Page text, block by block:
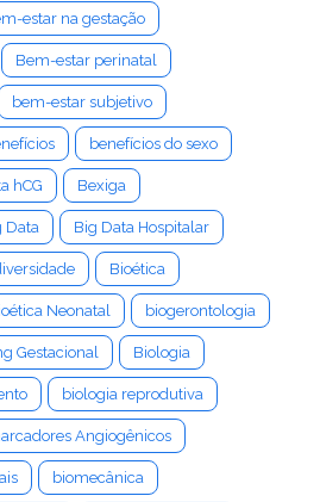
estar na gestação
Bem-estar perinatal
bem-estar subjetivo
benefícios do sexo
hCG Bexiga
Data Big Data Hospitalar
Bioética
Neonatal biogerontologia
Gestacional Biologia
biologia reprodutiva
Angiogênicos
biomecânica